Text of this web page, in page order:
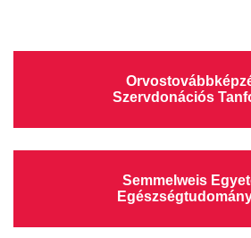
Szervdonációs
Semmelweis